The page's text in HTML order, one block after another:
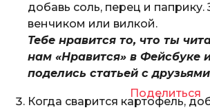
добавь соль, перец и паприку.
венчиком или вилкой.
Тебе нравится то, что ты
нам «Нравится» в Фейсбуке
поделись статьей с
Поделиться
Когда сварится картофель,